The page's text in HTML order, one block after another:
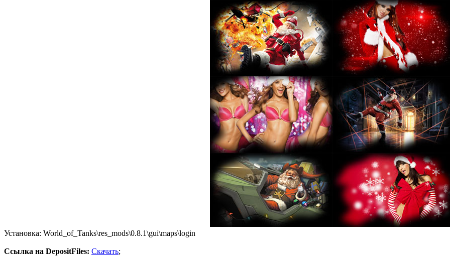
Установка: World_of_Tanks\res_mods\0.8.1\gui\maps\login
Ссылка на DepositFiles: Скачать;